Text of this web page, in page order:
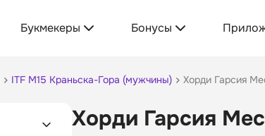
Букмекеры Бонусы
ITF M15 Краньска-Гора (мужчины) Хорди Гарсия
Хорди Гарсия